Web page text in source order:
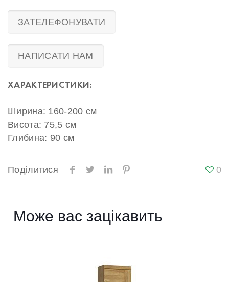
ЗАТЕЛЕФОНУВАТИ
НАПИСАТИ НАМ
ХАРАКТЕРИСТИКИ:
Ширина: 160-200 см
Висота: 75,5 см
Глибина: 90 см
Поділитися 0
Може вас зацікавить